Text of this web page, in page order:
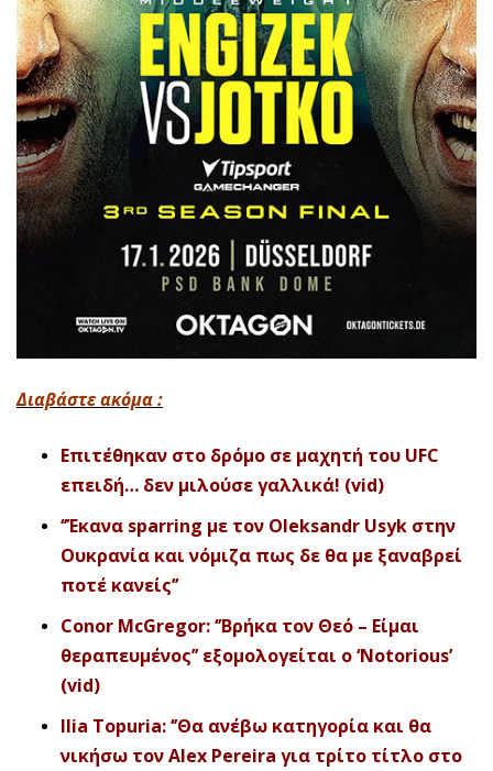
Διαβάστε ακόμα :
Επιτέθηκαν στο δρόμο σε μαχητή του UFC
επειδή… δεν μιλούσε γαλλικά! (vid)
‘’Έκανα sparring με τον Oleksandr Usyk στην
Ουκρανία και νόμιζα πως δε θα με ξαναβρεί
ποτέ κανείς’’
Conor McGregor: ‘’Βρήκα τον Θεό – Είμαι
θεραπευμένος’’ εξομολογείται ο ‘Notorious’
(vid)
Ilia Topuria: ‘’Θα ανέβω κατηγορία και θα
νικήσω τον Alex Pereira για τρίτο τίτλο στο